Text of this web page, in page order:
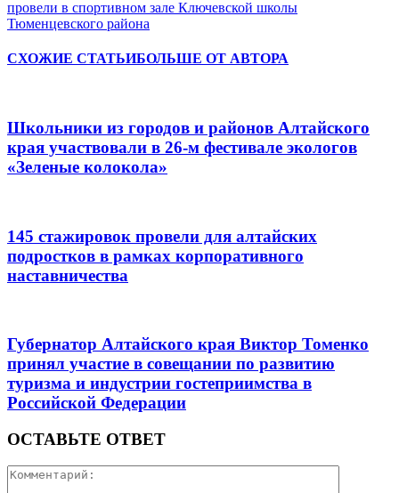
провели в спортивном зале Ключевской школы
Тюменцевского района
СХОЖИЕ СТАТЬИБОЛЬШЕ ОТ АВТОРА
Школьники из городов и районов Алтайского
края участвовали в 26-м фестивале экологов
«Зеленые колокола»
145 стажировок провели для алтайских
подростков в рамках корпоративного
наставничества
Губернатор Алтайского края Виктор Томенко
принял участие в совещании по развитию
туризма и индустрии гостеприимства в
Российской Федерации
ОСТАВЬТЕ ОТВЕТ